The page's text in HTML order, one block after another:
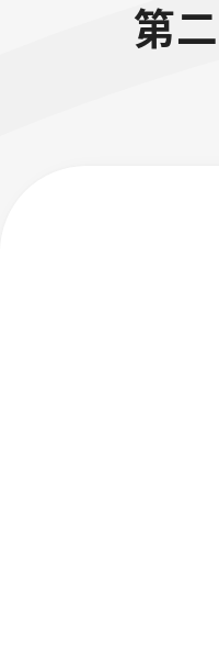
第二